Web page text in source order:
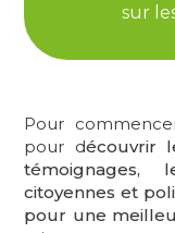
sur
Pour
pour découvrir
témoignages,
citoyennes et
pour une